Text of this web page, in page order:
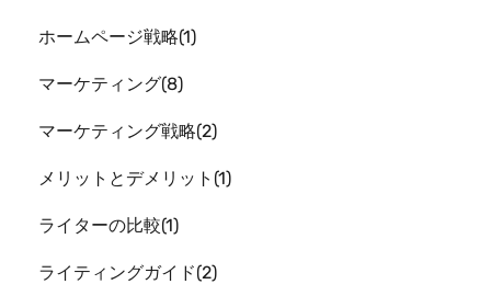
ホームページ戦略 1
マーケティング 8
マーケティング戦略 2
メリットとデメリット 1
ライターの比較 1
ライティングガイド 2